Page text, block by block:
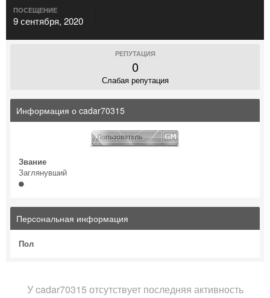
ПОСЕЩЕНИЕ
9 сентября, 2020
РЕПУТАЦИЯ
0
Слабая репутация
Информация о cadar70315
Звание
Заглянувший
Персональная информация
Пол
У cadar70315 отсутствует последняя активность